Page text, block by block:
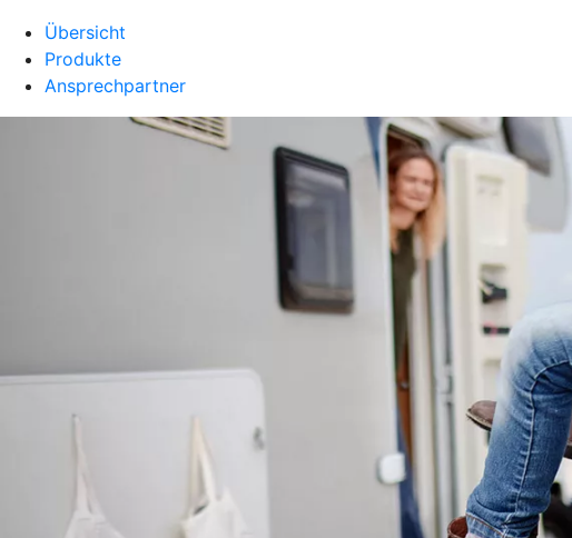
Übersicht
Produkte
Ansprechpartner